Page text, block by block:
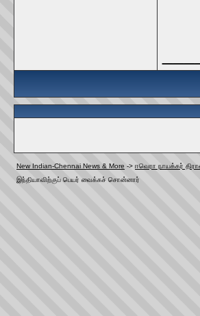
New Indian-Chennai News & More -> ஈவெரா நாயக்கர்
இந்தியாவிற்குப் பெயர் வைக்கச் சொன்னார்